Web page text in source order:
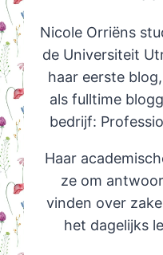
Nicole Orriëns
de Universiteit
haar eerste
als fulltime
bedrijf:
Haar
ze om
vinden over
het dagelijks